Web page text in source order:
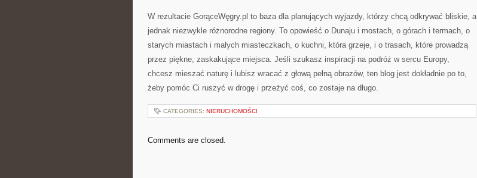
W rezultacie GorąceWęgry.pl to baza dla planujących wyjazdy, którzy chcą odkrywać bliskie, a
jednak niezwykle różnorodne regiony. To opowieść o Dunaju i mostach, o górach i termach, o
starych miastach i małych miasteczkach, o kuchni, która grzeje, i o trasach, które prowadzą
przez piękne, zaskakujące miejsca. Jeśli szukasz inspiracji na podróż w sercu Europy,
chcesz mieszać naturę i lubisz wracać z głową pełną obrazów, ten blog jest dokładnie po to,
żeby pomóc Ci ruszyć w drogę i przeżyć coś, co zostaje na długo.
CATEGORIES: NIERUCHOMOŚCI
Comments are closed.